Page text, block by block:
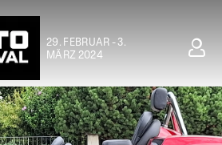
29. FEBRUAR - 3.
MÄRZ 2024